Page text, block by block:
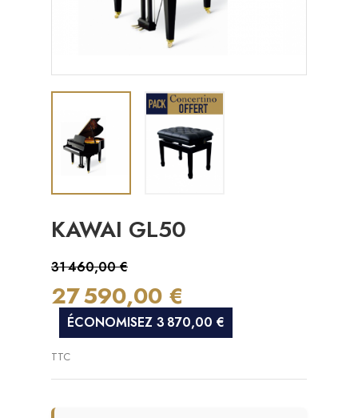
KAWAI GL50
31 460,00 €
27 590,00 €
ÉCONOMISEZ 3 870,00 €
TTC